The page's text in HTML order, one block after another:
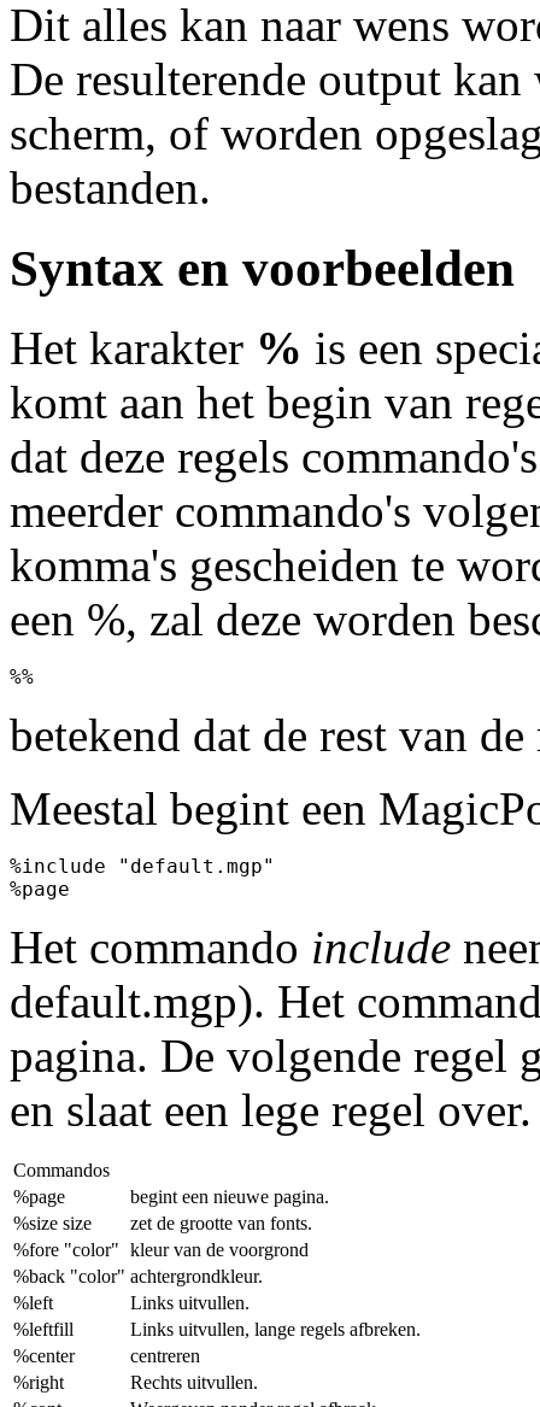
Dit alles kan naar wens
De resulterende output
scherm, of worden
bestanden.
Syntax en voorbeelden
Het karakter % is een
komt aan het begin van
dat deze regels
meerder commando's
komma's gescheiden te
een %, zal deze worden
%%
betekend dat de rest van
Meestal begint een
%include "default.mgp"
Het commando include
default.mgp). Het
pagina. De volgende regel
en slaat een lege regel over.
Commandos
%page
begint een nieuwe pagina.
%size size
zet de grootte van fonts.
%fore "color" kleur van de voorgrond
%back "color" achtergrondkleur.
%left
Links uitvullen.
%leftfill
Links uitvullen, lange regels afbreken.
%center
centreren
%right
Rechts uitvullen.